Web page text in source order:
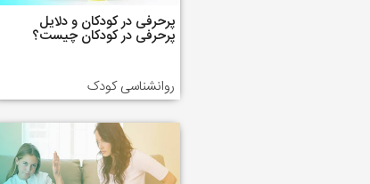
پرحرفی در کودکان و دلایل
پرحرفی در کودکان چیست؟
روانشناسی کودک